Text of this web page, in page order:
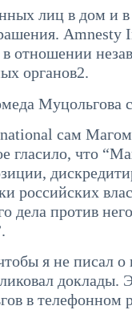
лиц в дом и
отношении
органов2.
Муцольгова
сам
гласило, что
российских
дела против
я не писал
доклады.
в телефонном